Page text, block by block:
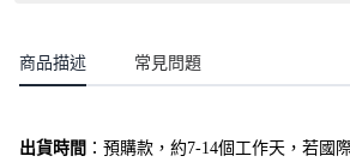
商品描述 常見問題
出貨時間 ： 預購款，約7-14個工作天，若國